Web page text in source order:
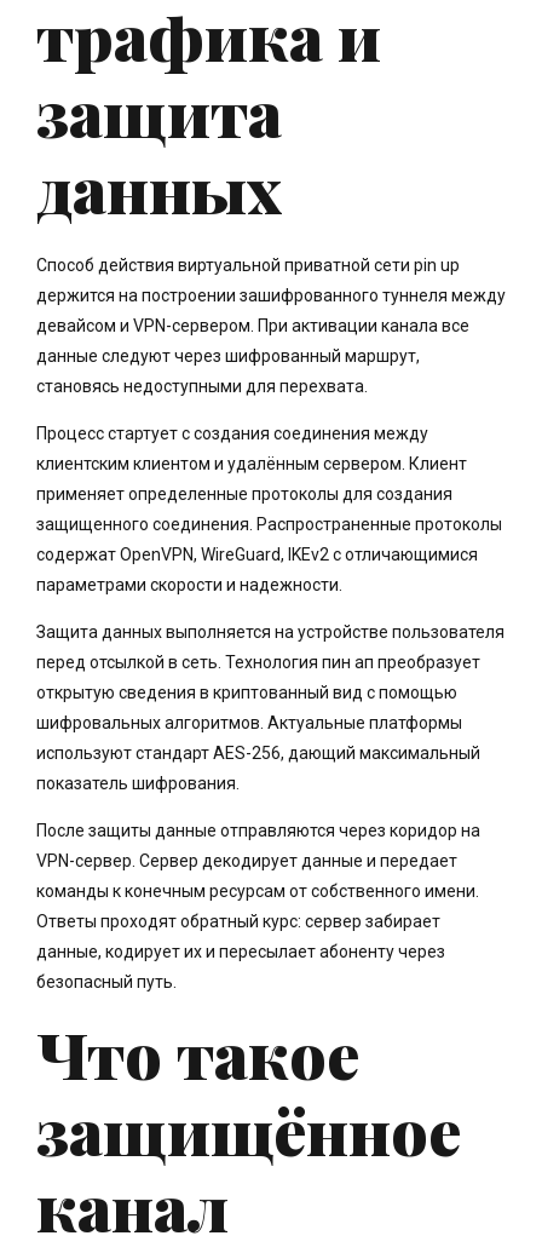
трафика и
защита
данных
Способ действия виртуальной приватной сети pin up
держится на построении зашифрованного туннеля между
девайсом и VPN-сервером. При активации канала все
данные следуют через шифрованный маршрут,
становясь недоступными для перехвата.
Процесс стартует с создания соединения между
клиентским клиентом и удалённым сервером. Клиент
применяет определенные протоколы для создания
защищенного соединения. Распространенные протоколы
содержат OpenVPN, WireGuard, IKEv2 с отличающимися
параметрами скорости и надежности.
Защита данных выполняется на устройстве пользователя
перед отсылкой в сеть. Технология пин ап преобразует
открытую сведения в криптованный вид с помощью
шифровальных алгоритмов. Актуальные платформы
используют стандарт AES-256, дающий максимальный
показатель шифрования.
После защиты данные отправляются через коридор на
VPN-сервер. Сервер декодирует данные и передает
команды к конечным ресурсам от собственного имени.
Ответы проходят обратный курс: сервер забирает
данные, кодирует их и пересылает абоненту через
безопасный путь.
Что такое
защищённое
канал